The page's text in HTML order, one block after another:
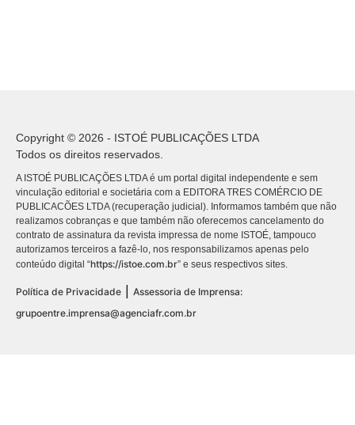
Copyright © 2026 - ISTOÉ PUBLICAÇÕES LTDA
Todos os direitos reservados.
A ISTOÉ PUBLICAÇÕES LTDA é um portal digital independente e sem
vinculação editorial e societária com a EDITORA TRES COMÉRCIO DE
PUBLICACÕES LTDA (recuperação judicial). Informamos também que não
realizamos cobranças e que também não oferecemos cancelamento do
contrato de assinatura da revista impressa de nome ISTOÉ, tampouco
autorizamos terceiros a fazê-lo, nos responsabilizamos apenas pelo
conteúdo digital “https://istoe.com.br” e seus respectivos sites.
Política de Privacidade | Assessoria de Imprensa:
grupoentre.imprensa@agenciafr.com.br